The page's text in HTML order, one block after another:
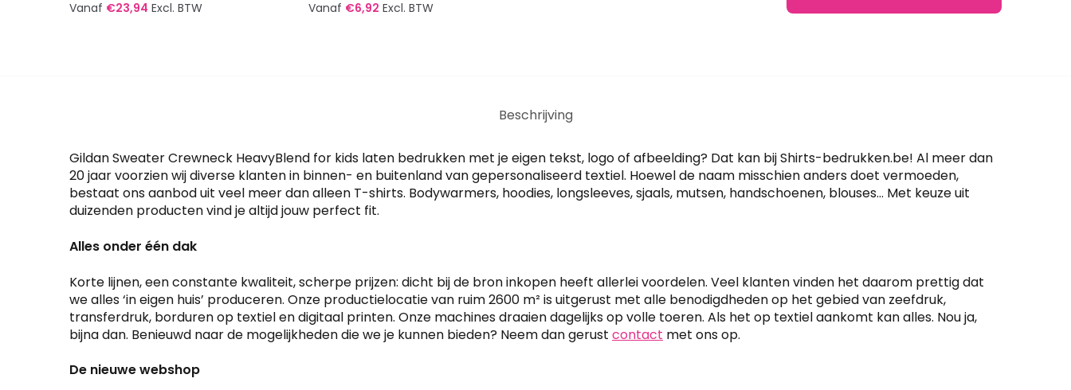
Vanaf €23,94 Excl. BTW
optie
kan
gekozen
worden
de
productpagina
Vanaf €6,92 Excl. BTW
optie
kan
gekozen
worden
productpagina
Deze
kan
gekozen
worden
Beschrijving
Gildan Sweater Crewneck HeavyBlend for kids laten bedrukken met je eigen tekst, logo of afbeelding? Dat kan bij Shirts-bedrukken.be! Al meer dan
20 jaar voorzien wij diverse klanten in binnen- en buitenland van gepersonaliseerd textiel. Hoewel de naam misschien anders doet vermoeden,
bestaat ons aanbod uit veel meer dan alleen T-shirts. Bodywarmers, hoodies, longsleeves, sjaals, mutsen, handschoenen, blouses… Met keuze uit
duizenden producten vind je altijd jouw perfect fit.
Alles onder één dak
Korte lijnen, een constante kwaliteit, scherpe prijzen: dicht bij de bron inkopen heeft allerlei voordelen. Veel klanten vinden het daarom prettig dat
we alles ‘in eigen huis’ produceren. Onze productielocatie van ruim 2600 m² is uitgerust met alle benodigdheden op het gebied van zeefdruk,
transferdruk, borduren op textiel en digitaal printen. Onze machines draaien dagelijks op volle toeren. Als het op textiel aankomt kan alles. Nou ja,
bijna dan. Benieuwd naar de mogelijkheden die we je kunnen bieden? Neem dan gerustcontact met ons op.
De nieuwe webshop